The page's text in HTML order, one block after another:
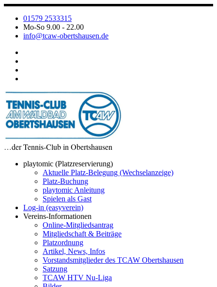
Zum
Inhalt
springen
01579 2533315
Mo-So 9.00 - 22.00
info@tcaw-obertshausen.de
…der Tennis-Club in Obertshausen
playtomic (Platzreservierung)
Aktuelle Platz-Belegung (Wechselanzeige)
Platz-Buchung
playtomic Anleitung
Spielen als Gast
Log-in (easyverein)
Vereins-Informationen
Online-Mitgliedsantrag
Mitgliedschaft & Beiträge
Platzordnung
Artikel, News, Infos
Vorstandsmitglieder des TCAW Obertshausen
Satzung
TCAW HTV Nu-Liga